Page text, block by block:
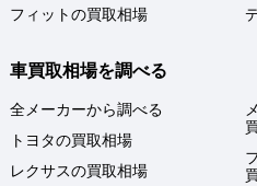
フィットの買取相場
車買取相場を調べる
全メーカーから調べる
トヨタの買取相場
レクサスの買取相場